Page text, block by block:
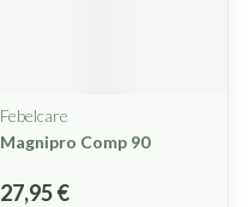
Febelcare
Magnipro Comp 90
27,95 €